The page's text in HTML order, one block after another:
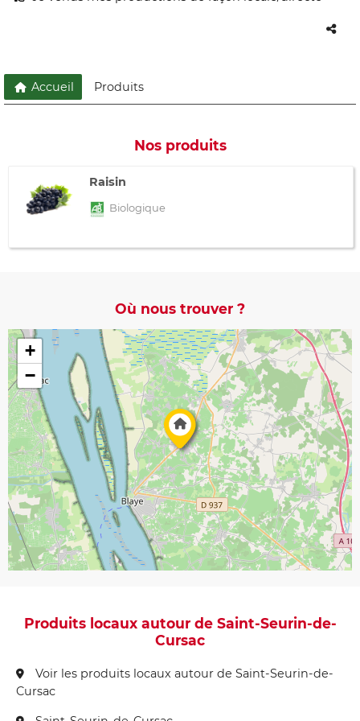
Accueil Produits
Nos produits
Raisin
Biologique
Où nous trouver ?
+
−
Produits locaux autour de Saint-Seurin-de-
Cursac
Voir les produits locaux autour de Saint-Seurin-de-
Cursac